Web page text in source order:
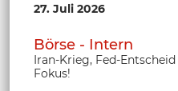
27. Juli 2026
Börse - Intern
Iran-Krieg, Fed-
Fokus!